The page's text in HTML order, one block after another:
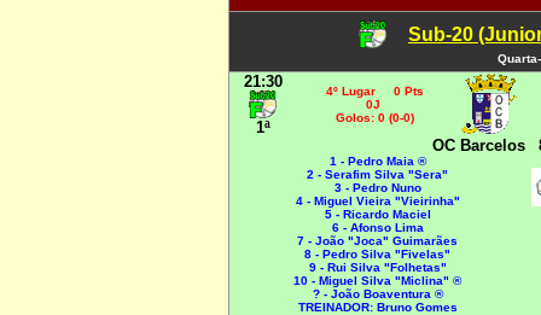
Sub-20
21:30
1ª
4º Lugar 0 Pts
0J
Golos: 0 (0-0)
OC Barcelos
1 - Pedro Maia ®
2 - Serafim Silva "Sera"
3 - Pedro Nuno
4 - Miguel Vieira "Vieirinha"
5 - Ricardo Maciel
6 - Afonso Lima
7 - João "Joca" Guimarães
8 - Pedro Silva "Fivelas"
9 - Rui Silva "Folhetas"
10 - Miguel Silva "Miclina" ®
? - João Boaventura ®
TREINADOR: Bruno Gomes